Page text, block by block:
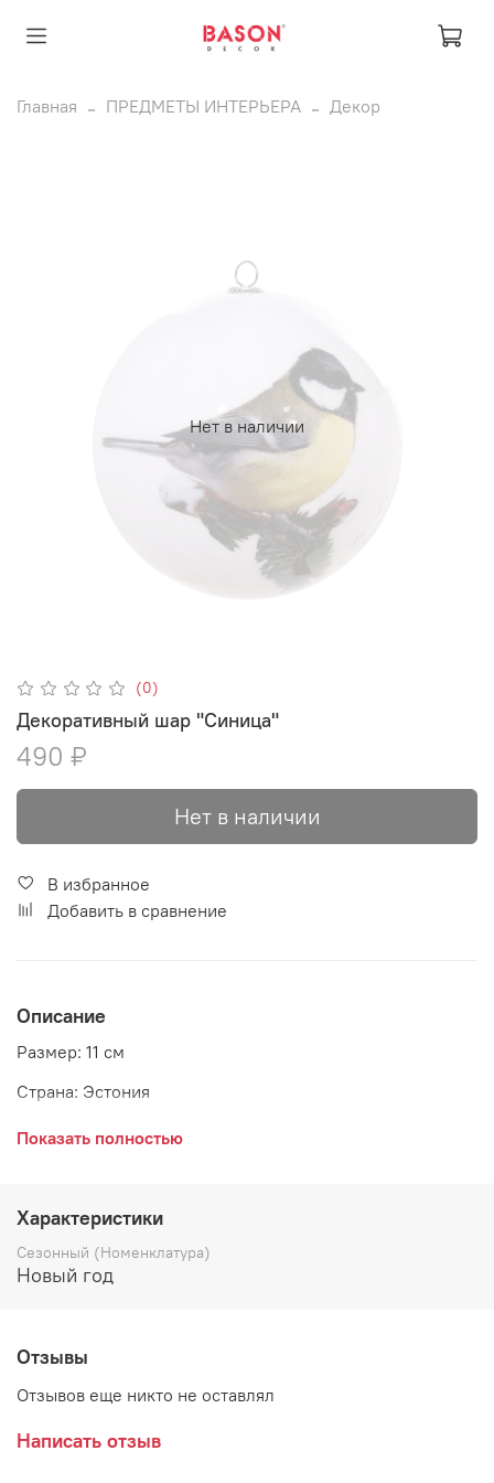
Главная ПРЕДМЕТЫ ИНТЕРЬЕРА Декор
Нет в наличии
(0)
Декоративный шар "Синица"
490 ₽
Нет в наличии
В избранное
Добавить в сравнение
Описание
Размер: 11 см
Страна: Эстония
новогоднего интерьера. Шар имеет глянцевую
Такой теплый дизайн добавит интерьеру
неповторимости, а его обитателям душевной гармонии.
Показать полностью
Характеристики
Сезонный (Номенклатура)
Новый год
Отзывы
Отзывов еще никто не оставлял
Написать отзыв